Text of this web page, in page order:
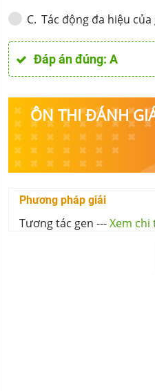
C. Tác động đa hiệu của
Đáp án đúng:A
ÔN THI ĐÁNH
Phương pháp giải
Tương tác gen ---Xem chi